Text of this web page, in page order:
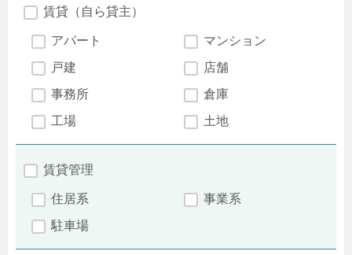
賃貸（自ら貸主）
アパート
マンション
戸建
店舗
事務所
倉庫
工場
土地
賃貸管理
住居系
事業系
駐車場